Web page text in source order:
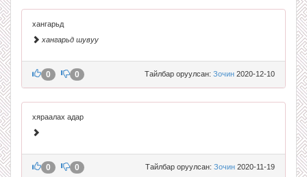
хангарьд
хангарьд шувуу
Тайлбар оруулсан: Зочин 2020-12-10
0 0
хяраалах адар
Тайлбар оруулсан: Зочин 2020-11-19
0 0